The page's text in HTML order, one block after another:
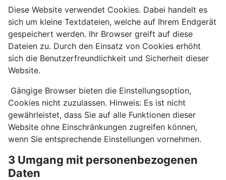
Diese Website verwendet Cookies. Dabei handelt es
sich um kleine Textdateien, welche auf Ihrem Endgerät
gespeichert werden. Ihr Browser greift auf diese
Dateien zu. Durch den Einsatz von Cookies erhöht
sich die Benutzerfreundlichkeit und Sicherheit dieser
Website.
Gängige Browser bieten die Einstellungsoption,
Cookies nicht zuzulassen. Hinweis: Es ist nicht
gewährleistet, dass Sie auf alle Funktionen dieser
Website ohne Einschränkungen zugreifen können,
wenn Sie entsprechende Einstellungen vornehmen.
3 Umgang mit personenbezogenen
Daten